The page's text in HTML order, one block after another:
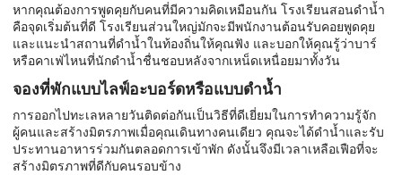
หากคุณต้องการพูดคุยกับคนที่มีความคิดเหมือนกัน โรงเรียนสอนดำน้ำ
คือจุดเริ่มต้นที่ดี โรงเรียนส่วนใหญ่มักจะมีพนักงานต้อนรับคอยพูดคุย
และแนะนำสถานที่ดำน้ำในท้องถิ่นให้คุณฟัง และบอกให้คุณรู้ว่าบาร์
หรือคาเฟ่ไหนที่นักดำน้ำชื่นชอบหลังจากเหน็ดเหนื่อยมาทั้งวัน
จองที่พักแบบไลฟ์อะบอร์ดหรือแบบดำน้ำ
การออกไปทะเลหลายวันติดต่อกันเป็นวิธีที่ดีเยี่ยมในการทำความรู้จัก
ผู้คนและสร้างมิตรภาพเมื่อคุณเดินทางคนเดียว คุณจะได้ดำน้ำและรับ
ประทานอาหารร่วมกันตลอดการเข้าพัก ดังนั้นจึงมีเวลาเหลือเฟือที่จะ
สร้างมิตรภาพที่ดีกับคนรอบข้าง